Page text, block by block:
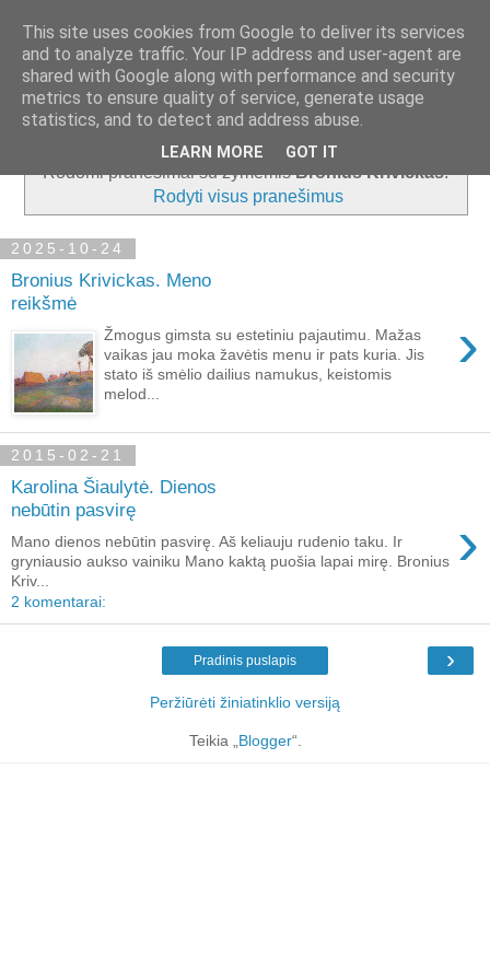
Rodomi pranešimai su žymėmisBronius Krivickas.
Rodyti visus pranešimus
2025-10-24
Bronius Krivickas. Meno
reikšmė
›
Žmogus gimsta su estetiniu pajautimu. Mažas
vaikas jau moka žavėtis menu ir pats kuria. Jis
stato iš smėlio dailius namukus, keistomis
melod...
2015-02-21
Karolina Šiaulytė. Dienos
nebūtin pasvirę
›
Mano dienos nebūtin pasvirę. Aš keliauju rudenio taku. Ir
gryniausio aukso vainiku Mano kaktą puošia lapai mirę. Bronius
Kriv...
2 komentarai:
›
Pradinis puslapis
Peržiūrėti žiniatinklio versiją
Teikia „ Blogger“.
This site uses cookies from Google to deliver its services
and to analyze traffic. Your IP address and user-agent are
shared with Google along with performance and security
metrics to ensure quality of service, generate usage
statistics, and to detect and address abuse.
LEARN MORE GOT IT